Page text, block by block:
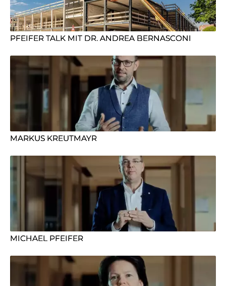
PFEIFER TALK MIT DR. ANDREA BERNASCONI
MARKUS KREUTMAYR
MICHAEL PFEIFER